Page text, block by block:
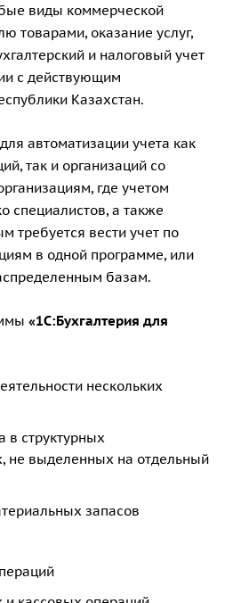
виды коммерческой
товарами, оказание услуг,
и налоговый учет
с действующим
Казахстан.
автоматизации учета как
так и организаций со
где учетом
специалистов, а также
требуется вести учет по
в одной программе, или
базам.
«1C:Бухгалтерия для
нескольких
в структурных
не выделенных на отдельный
запасов